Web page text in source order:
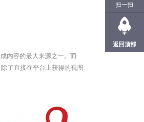
内容的最大来源之一。而
了直接在平台上获得的视图
扫一扫
返回顶部